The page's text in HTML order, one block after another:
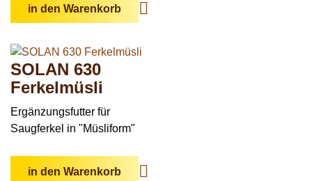
in den Warenkorb
SOLAN 630
Ferkelmüsli
Ergänzungsfutter für
Saugferkel in "Müsliform"
in den Warenkorb